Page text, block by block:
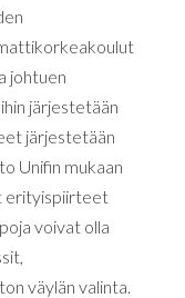
johtuen
järjestetään
järjestetään
Unifin mukaan
erityispiirteet
voivat olla
väylän valinta.